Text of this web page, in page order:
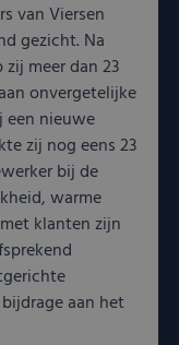
van Viersen
gezicht. Na
meer dan 23
onvergetelijke
een nieuwe
zij nog eens 23
bij de
warme
klanten zijn
aan het